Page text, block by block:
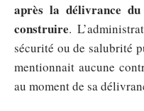
après la délivrance
construire.
sécurité ou de salubrité
mentionnait aucune
au moment de sa